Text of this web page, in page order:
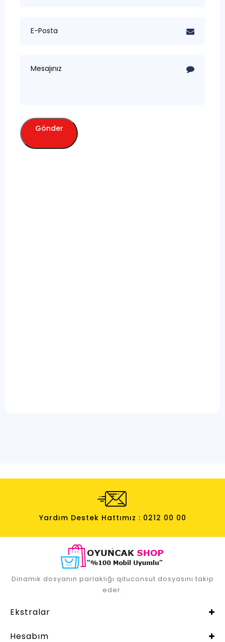
Gönder
Yardım Destek Hattımız : 0212 00 00
Dinamik dosyanın parlaklığı qituconsut dosyasını takip
eder.
Ekstralar
Hesabım